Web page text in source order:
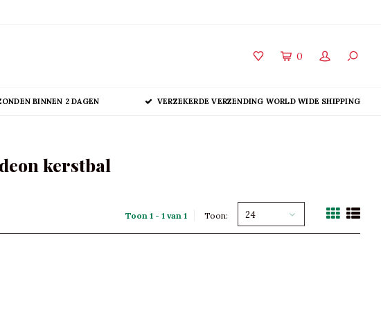
0
BINNEN 2 DAGEN VERZEKERDE VERZENDING WORLD WIDE SHIPPING
kerstbal
Toon 1 - 1 van 1 Toon: 24